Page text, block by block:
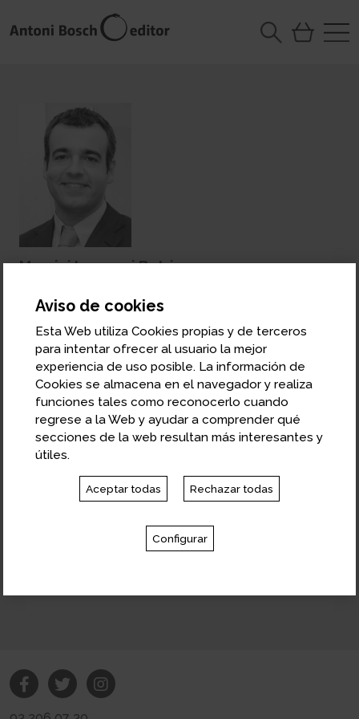
Maurici Lucena i Betriu
SME
Licenciado en Ciencias Económicas y Empresariales
por la Universitat Pompeu Fabra de Barcelona (UPF)
y máster en Economía y Finanzas por el Centro de
Estudios Monetarios y Financieros (CEMFI).
En el pasado, ha sido, entre otros, analista en la
consultora Solchaga Recio & asociados, profesor
Carlos III de Madrid, director general de la agencia de
del Consejo de la Agencia Espacial Europea (ESA),
vicepresidente ejecutivo de la empresa pública
Aviso de cookies
Esta Web utiliza Cookies propias y de terceros
para intentar ofrecer al usuario la mejor
experiencia de uso posible. La información de
Cookies se almacena en el navegador y realiza
funciones tales como reconocerlo cuando
regrese a la Web y ayudar a comprender qué
secciones de la web resultan más interesantes y
útiles.
Aceptar todas Rechazar todas
Configurar